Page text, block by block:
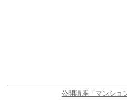
公開講座「マンショ